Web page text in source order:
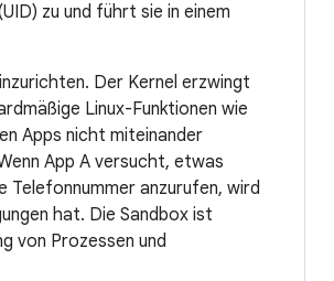
zu und führt sie in einem
Der Kernel erzwingt
Linux-Funktionen wie
Apps nicht miteinander
App A versucht, etwas
Telefonnummer anzurufen, wird
hat. Die Sandbox ist
von Prozessen und